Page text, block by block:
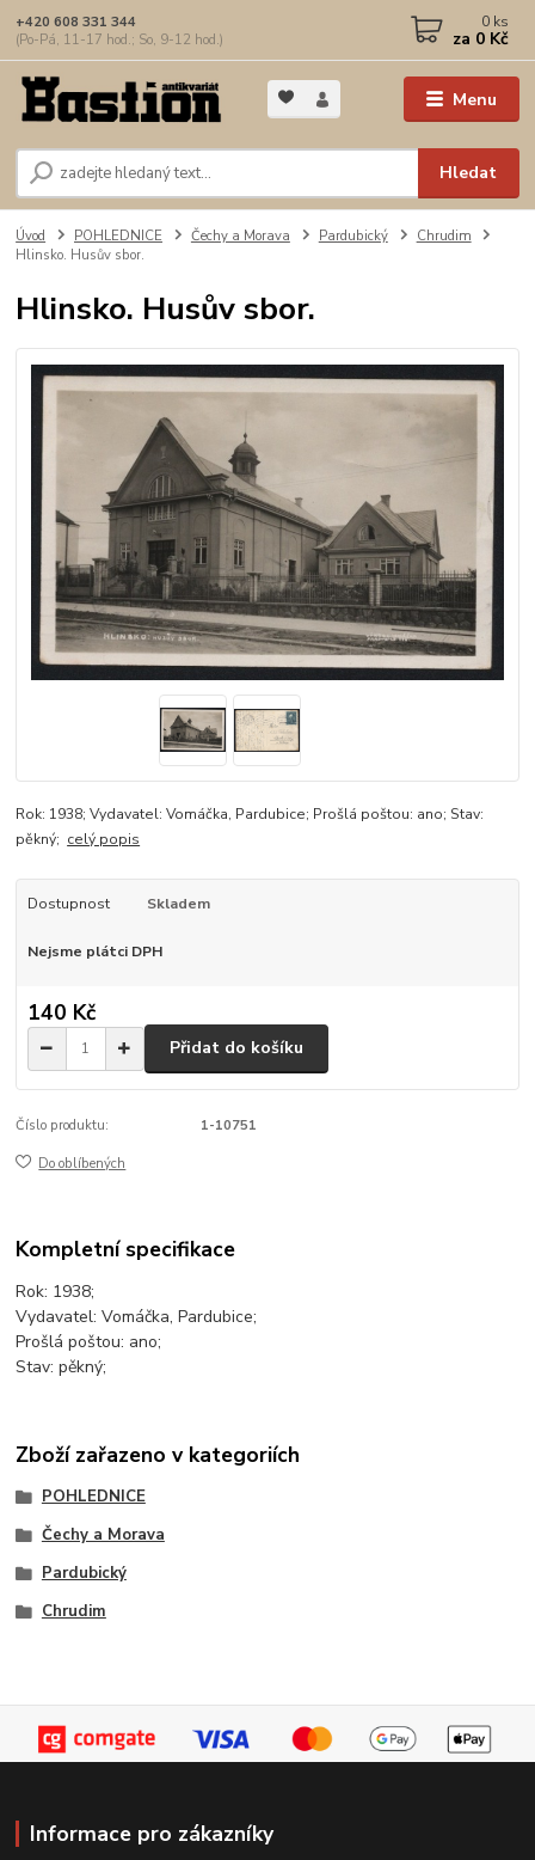
Menu
Hledat
+420 608 331 344
(Po-Pá, 11-17 hod.; So, 9-12 hod.)
0 ks
za 0 Kč
Úvod POHLEDNICE Čechy a Morava Pardubický
Chrudim
Hlinsko. Husův sbor.
Hlinsko. Husův sbor.
Rok: 1938; Vydavatel: Vomáčka, Pardubice; Prošlá poštou: ano; Stav:
pěkný; celý popis
Dostupnost Skladem
Nejsme plátci DPH
140 Kč
Přidat do košíku
Číslo produktu: 1-10751
Do oblíbených
Kompletní specifikace
Rok: 1938;
Vydavatel: Vomáčka, Pardubice;
Prošlá poštou: ano;
Stav: pěkný;
Zboží zařazeno v kategoriích
POHLEDNICE
Čechy a Morava
Pardubický
Chrudim
Informace pro zákazníky